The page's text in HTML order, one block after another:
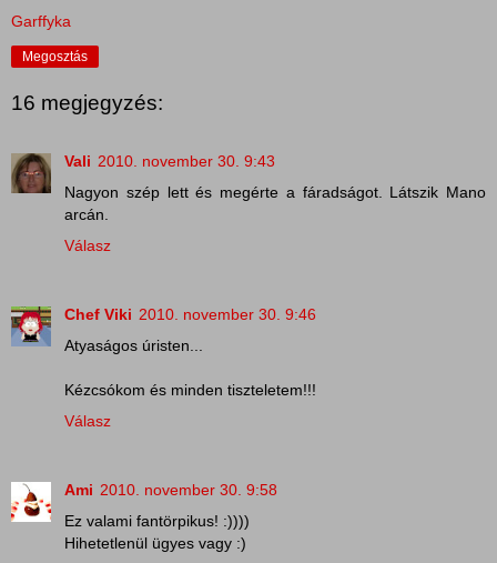
Garffyka
Megosztás
16 megjegyzés:
Vali 2010. november 30. 9:43
Nagyon szép lett és megérte a fáradságot. Látszik Mano
arcán.
Válasz
Chef Viki 2010. november 30. 9:46
Atyaságos úristen...
Kézcsókom és minden tiszteletem!!!
Válasz
Ami 2010. november 30. 9:58
Ez valami fantörpikus! :))))
Hihetetlenül ügyes vagy :)